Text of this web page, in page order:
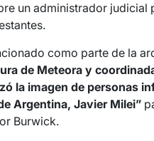
un administrador judicial
como parte de la
de Meteora y
la imagen de personas
Argentina, Javier Milei”
Burwick.